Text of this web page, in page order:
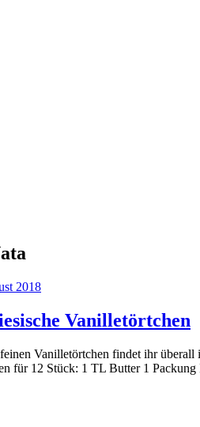
2018
Vanilletörtchen
Vanilletörtchen findet ihr
für 12 Stück: 1 TL Butter 1